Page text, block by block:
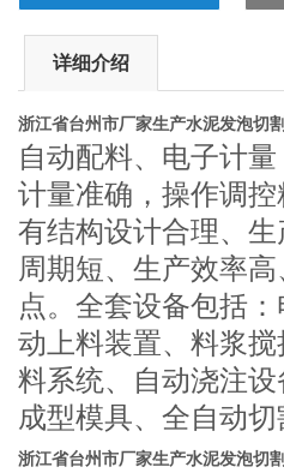
详细介绍
浙江省台州市厂家生产水泥发泡切
自动配料、电子计量
计量准确，操作调
有结构设计合理、
周期短、生产效率
点。全套设备包括
动上料装置、料浆
料系统、自动浇注设
成型模具、全自动切
浙江省台州市厂家生产水泥发泡切